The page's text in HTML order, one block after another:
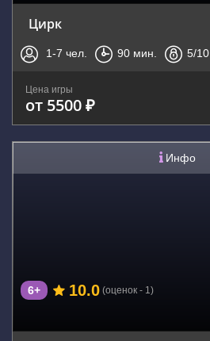
Цирк
1-7 чел. 90 мин. 5/10
Цена игры
от 5500 ₽
Инфо
6+ 10.0 (оценок - 1)